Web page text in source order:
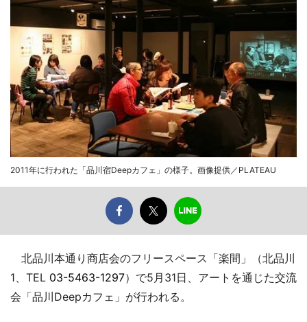
2011年に行われた「品川宿Deepカフェ」の様子。画像提供／PLATEAU
北品川本通り商店会のフリースペース「楽間」（北品川
1、TEL 03-5463-1297）で5月31日、アートを通じた交流
会「品川Deepカフェ」が行われる。